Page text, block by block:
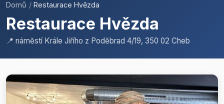
Domů / Restaurace Hvězda
Restaurace Hvězda
📍 náměstí Krále Jiřího z Poděbrad 4/19, 350 02 Cheb